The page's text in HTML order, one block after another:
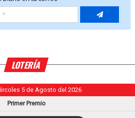
LOTERÍA
5 de Agosto del 2026
Primer Premio